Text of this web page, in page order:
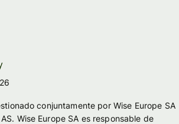
conjuntamente por Wise Europe SA
Wise Europe SA es responsable de